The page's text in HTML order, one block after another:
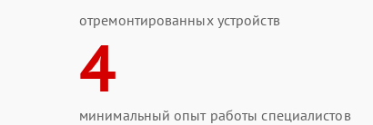
отремонтированных устройств
4
минимальный опыт работы специалистов